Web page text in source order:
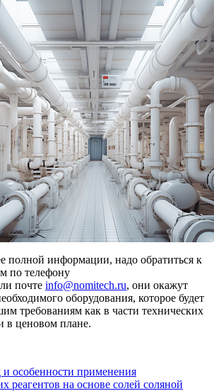
полной информации, надо обратиться к
по телефону
почте info@nomitech.ru, они окажут
оборудования, которое будет
требованиям как в части технических
в ценовом плане.
особенности применения
реагентов на основе солей соляной